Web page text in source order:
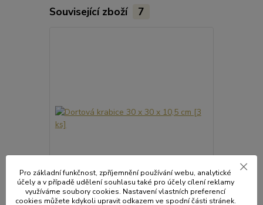
Související zboží 7
Pro základní funkčnost, zpříjemnění používání webu, analytické
účely a v případě udělení souhlasu také pro účely cílení reklamy
využíváme soubory cookies. Nastavení vlastních preferencí
cookies můžete kdykoli upravit odkazem ve spodní části stránek.